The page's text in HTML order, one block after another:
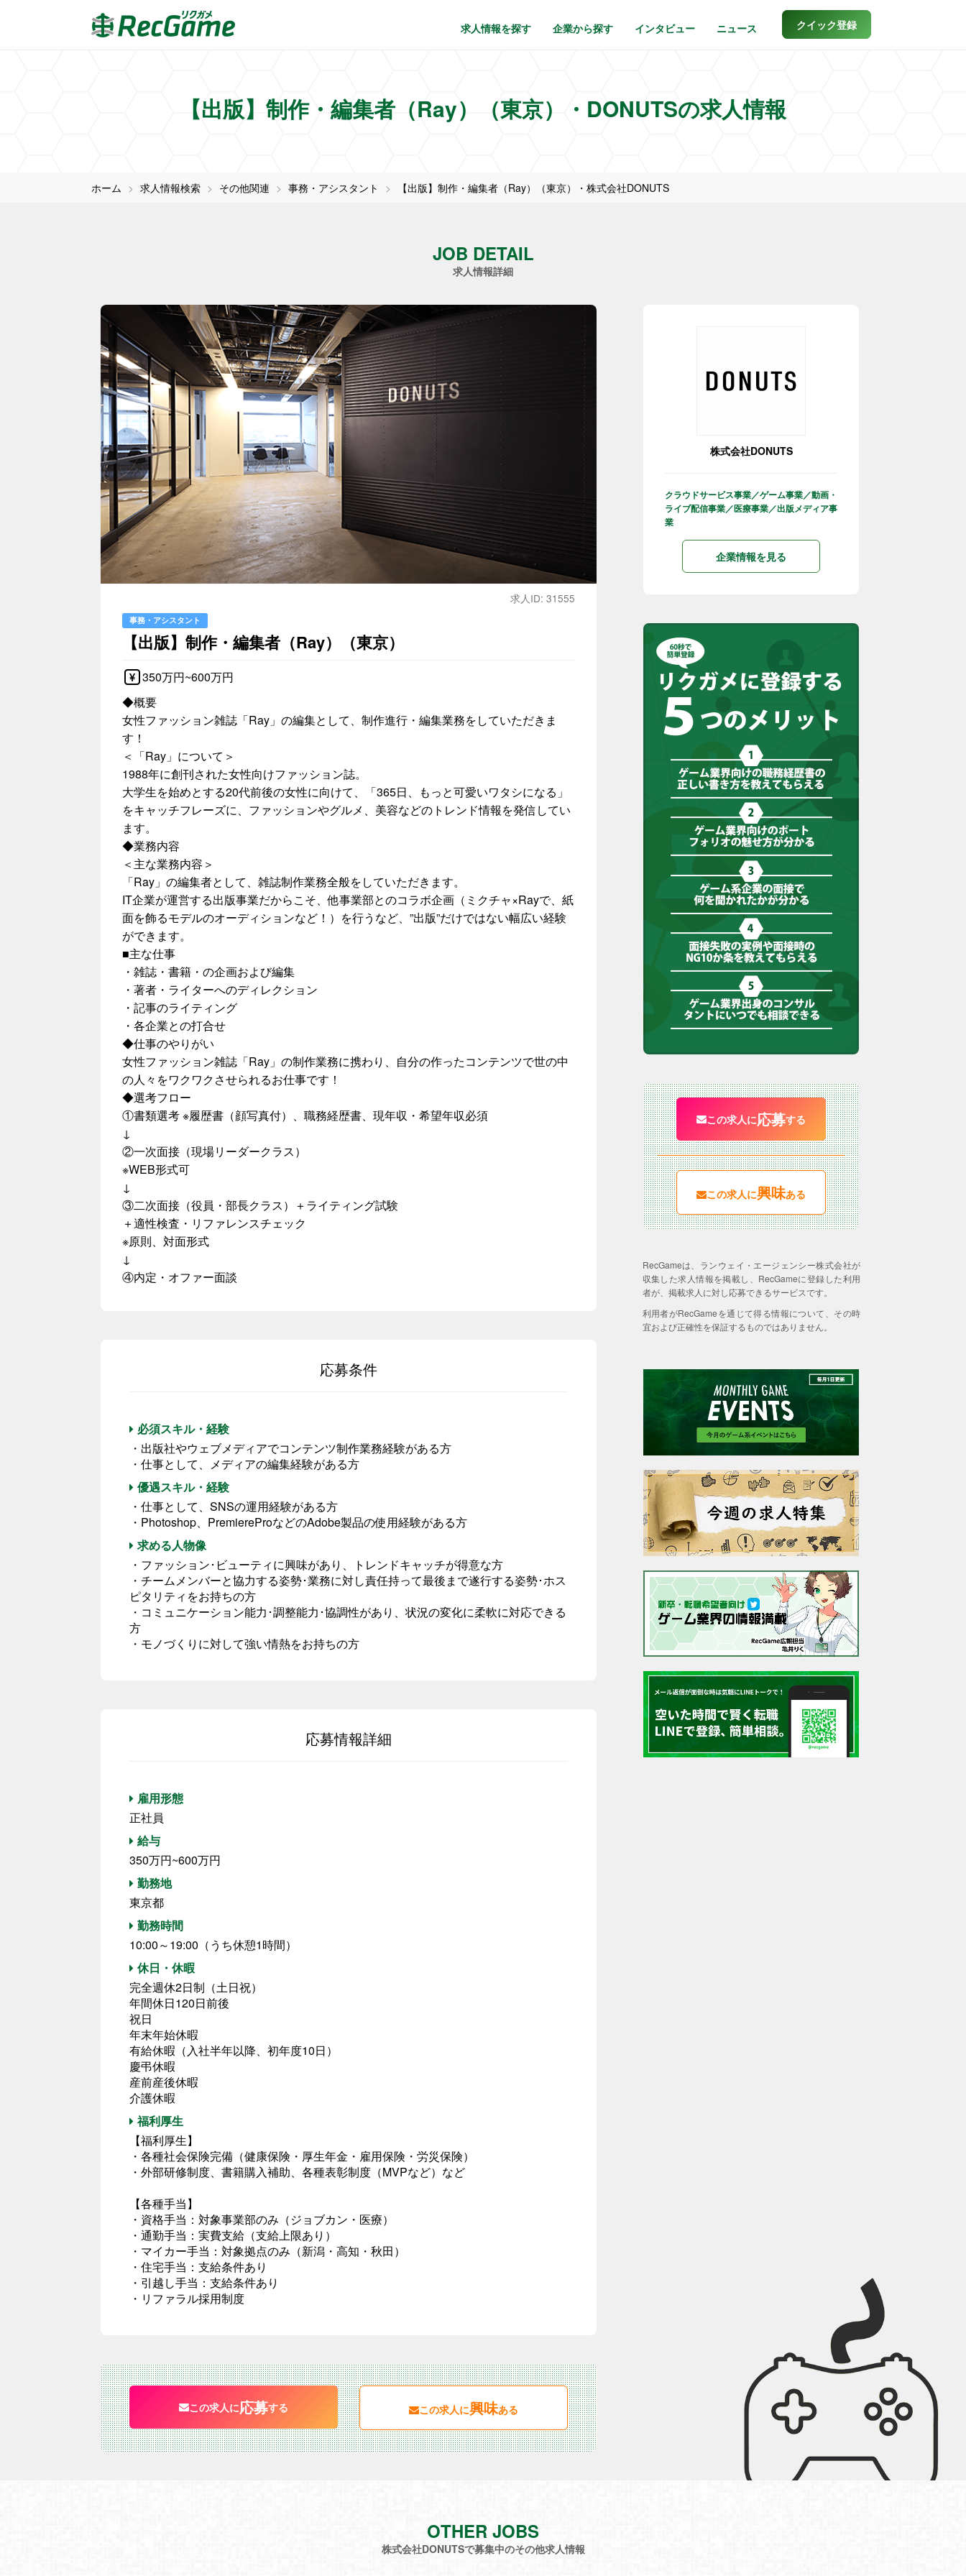
求人情報を探す 企業から探す インタビュー ニュース クイック登録
【出版】制作・編集者（Ray）（東京）・DONUTSの求人情報
ホーム 求人情報検索 その他関連 事務・アシスタント 【出版】制作・編集者（Ray）（東京）・株式会社DONUTS
JOB DETAIL
求人情報詳細
求人ID: 31555
事務・アシスタント
【出版】制作・編集者（Ray）（東京）
350万円~600万円
◆概要
女性ファッション雑誌「Ray」の編集として、制作進行・編集業務をしていただきま
す！
＜「Ray」について＞
1988年に創刊された女性向けファッション誌。
大学生を始めとする20代前後の女性に向けて、「365日、もっと可愛いワタシになる」
をキャッチフレーズに、ファッションやグルメ、美容などのトレンド情報を発信してい
ます。
◆業務内容
＜主な業務内容＞
「Ray」の編集者として、雑誌制作業務全般をしていただきます。
IT企業が運営する出版事業だからこそ、他事業部とのコラボ企画（ミクチャ×Rayで、紙
面を飾るモデルのオーディションなど！）を行うなど、”出版”だけではない幅広い経験
ができます。
■主な仕事
・雑誌・書籍・の企画および編集
・著者・ライターへのディレクション
・記事のライティング
・各企業との打合せ
◆仕事のやりがい
女性ファッション雑誌「Ray」の制作業務に携わり、自分の作ったコンテンツで世の中
の人々をワクワクさせられるお仕事です！
◆選考フロー
①書類選考 ※履歴書（顔写真付）、職務経歴書、現年収・希望年収必須
↓
②一次面接（現場リーダークラス）
※WEB形式可
↓
③二次面接（役員・部長クラス）＋ライティング試験
＋適性検査・リファレンスチェック
※原則、対面形式
↓
④内定・オファー面談
応募条件
必須スキル・経験
・出版社やウェブメディアでコンテンツ制作業務経験がある方
・仕事として、メディアの編集経験がある方
優遇スキル・経験
・仕事として、SNSの運用経験がある方
・Photoshop、PremiereProなどのAdobe製品の使用経験がある方
求める人物像
・ファッション･ビューティに興味があり、トレンドキャッチが得意な方
・チームメンバーと協力する姿勢･業務に対し責任持って最後まで遂行する姿勢･ホス
ピタリティをお持ちの方
・コミュニケーション能力･調整能力･協調性があり、状況の変化に柔軟に対応できる
方
・モノづくりに対して強い情熱をお持ちの方
応募情報詳細
雇用形態
正社員
給与
350万円~600万円
勤務地
東京都
勤務時間
10:00～19:00（うち休憩1時間）
休日・休暇
完全週休2日制（土日祝）
年間休日120日前後
祝日
年末年始休暇
有給休暇（入社半年以降、初年度10日）
慶弔休暇
産前産後休暇
介護休暇
福利厚生
【福利厚生】
・各種社会保険完備（健康保険・厚生年金・雇用保険・労災保険）
・外部研修制度、書籍購入補助、各種表彰制度（MVPなど）など
【各種手当】
・資格手当：対象事業部のみ（ジョブカン・医療）
・通勤手当：実費支給（支給上限あり）
・マイカー手当：対象拠点のみ（新潟・高知・秋田）
・住宅手当：支給条件あり
・引越し手当：支給条件あり
・リファラル採用制度
この求人に応募する この求人に興味ある
株式会社DONUTS
クラウドサービス事業／ゲーム事業／動画・
ライブ配信事業／医療事業／出版メディア事
業
企業情報を見る
この求人に応募する
この求人に興味ある
RecGameは、ランウェイ・エージェンシー株式会社が
収集した求人情報を掲載し、RecGameに登録した利用
者が、掲載求人に対し応募できるサービスです。
利用者がRecGameを通じて得る情報について、その時
宜および正確性を保証するものではありません。
OTHER JOBS
株式会社DONUTSで募集中のその他求人情報